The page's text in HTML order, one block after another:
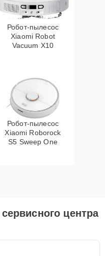
Робот-пылесос
Xiaomi Robot
Vacuum X10
Робот-пылесос
Xiaomi Roborock
S5 Sweep One
центра